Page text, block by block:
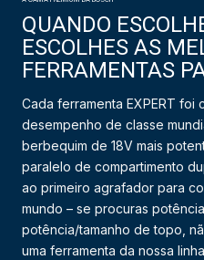
QUANDO
ESCOLHES AS
FERRAMENTAS
Cada ferramenta EXPERT foi
desempenho de classe
berbequim de 18V mais
paralelo de compartimento
ao primeiro agrafador para
mundo – se procuras
potência/tamanho de topo,
uma ferramenta da nossa